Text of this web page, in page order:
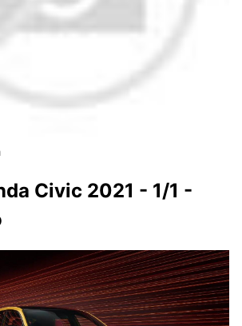
Civic 2021 - 1/1 -